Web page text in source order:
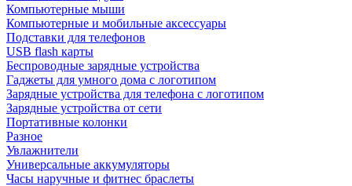
Компьютерные мыши
Компьютерные и мобильные аксессуары
Подставки для телефонов
USB flash карты
Беспроводные зарядные устройства
Гаджеты для умного дома с логотипом
Зарядные устройства для телефона с логотипом
Зарядные устройства от сети
Портативные колонки
Разное
Увлажнители
Универсальные аккумуляторы
Часы наручные и фитнес браслеты